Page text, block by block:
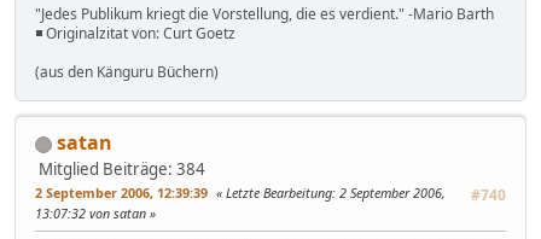
"Jedes Publikum kriegt die Vorstellung, die es verdient." -Mario Barth
◾ Originalzitat von: Curt Goetz
(aus den Känguru Büchern)
satan
Mitglied Beiträge: 384
2 September 2006, 12:39:39 #740
Letzte Bearbeitung: 2 September 2006,
13:07:32 von satan